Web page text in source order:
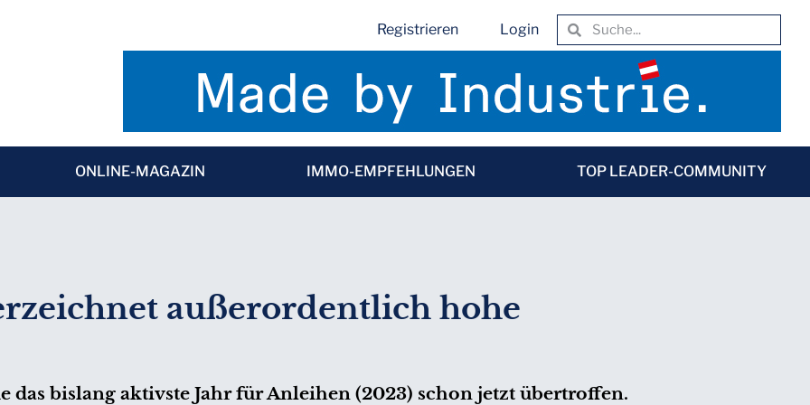
Registrieren Login
ONLINE-MAGAZIN IMMO-EMPFEHLUNGEN TOP LEADER-COMMUNITY
außerordentlich hohe
das bislang aktivste Jahr für Anleihen (2023) schon jetzt übertroffen.